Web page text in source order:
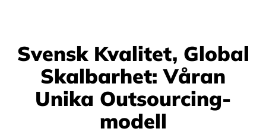
Svensk Kvalitet, Global
Skalbarhet: Våran
Unika Outsourcing-
modell